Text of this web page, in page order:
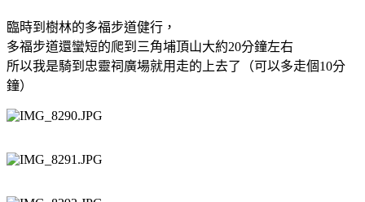
臨時到樹林的多福步道健行，
多福步道還蠻短的爬到三角埔頂山大約20分鐘左右
所以我是騎到忠靈祠廣場就用走的上去了（可以多走個10分
鐘）